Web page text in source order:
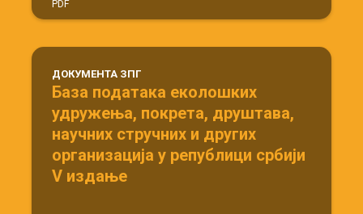
PDF
ДОКУМЕНТА ЗПГ
База података еколошких
удружења, покрета, друштава,
научних стручних и других
организација у републици србији
V издање